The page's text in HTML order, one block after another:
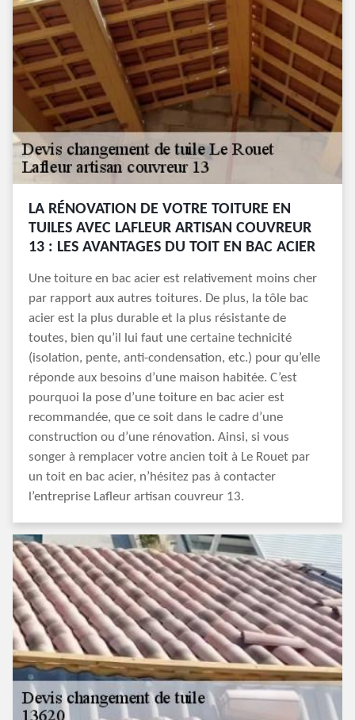
LA RÉNOVATION DE VOTRE TOITURE EN
TUILES AVEC LAFLEUR ARTISAN COUVREUR
13 : LES AVANTAGES DU TOIT EN BAC ACIER
Une toiture en bac acier est relativement moins cher
par rapport aux autres toitures. De plus, la tôle bac
acier est la plus durable et la plus résistante de
toutes, bien qu’il lui faut une certaine technicité
(isolation, pente, anti-condensation, etc.) pour qu’elle
réponde aux besoins d’une maison habitée. C’est
pourquoi la pose d’une toiture en bac acier est
recommandée, que ce soit dans le cadre d’une
construction ou d’une rénovation. Ainsi, si vous
songer à remplacer votre ancien toit à Le Rouet par
un toit en bac acier, n’hésitez pas à contacter
l’entreprise Lafleur artisan couvreur 13.